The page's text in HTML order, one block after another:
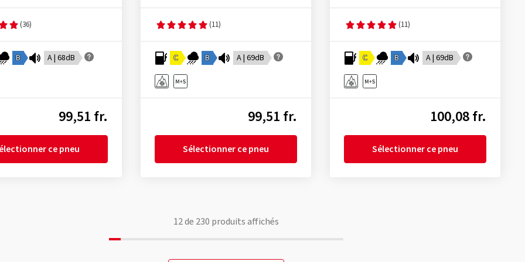
(36)
B A | 68dB
99,51 fr.
ce pneu
(11)
C B A | 69dB
99,51 fr.
Sélectionner ce pneu
(11)
C B A | 69dB
100,08 fr.
Sélectionner ce pneu
12de 230 produits affichés